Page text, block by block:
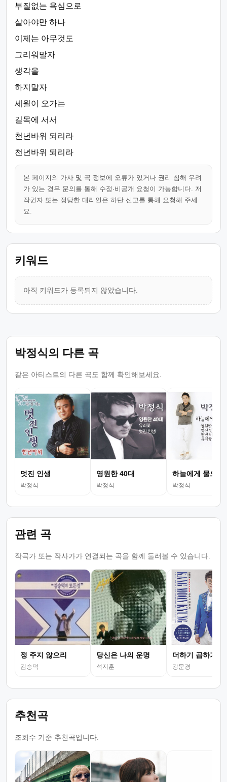
부질없는 욕심으로
살아야만 하나
이제는 아무것도
그리워말자
생각을
하지말자
세월이 오가는
길목에 서서
천년바위 되리라
천년바위 되리라
본 페이지의 가사 및 곡 정보에 오류가 있거나 권리 침해 우려
가 있는 경우 문의를 통해 수정·비공개 요청이 가능합니다. 저
작권자 또는 정당한 대리인은 하단 신고를 통해 요청해 주세
요.
키워드
아직 키워드가 등록되지 않았습니다.
박정식의 다른 곡
같은 아티스트의 다른 곡도 함께 확인해보세요.
멋진 인생
박정식
영원한 40대
박정식
하늘에게 물으니
박정식
관련 곡
작곡가 또는 작사가가 연결되는 곡을 함께 둘러볼 수 있습니다.
정 주지 않으리
김승덕
당신은 나의 운명
석지훈
더하기 곱하기
강문경
추천곡
조회수 기준 추천곡입니다.